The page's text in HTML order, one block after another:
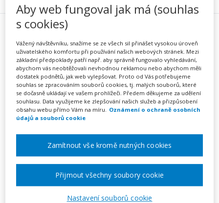
Jak nevyhořet
PořádáINFRA, s.r.o.
TERMÍN
na klíč
MÍSTO
Celá ČR
Aby web fungoval jak má (souhlas
s cookies)
Vážený návštěvníku, snažíme se ze všech sil přinášet vysokou úroveň
uživatelského komfortu při používání našich webových stránek. Mezi
základní předpoklady patří např. aby správně fungovalo vyhledávání,
abychom vás neobtěžovali nevhodnou reklamou nebo abychom měli
dostatek podnětů, jak web vylepšovat. Proto od Vás potřebujeme
souhlas se zpracováním souborů cookies, tj. malých souborů, které
se dočasně ukládají ve vašem prohlížeči. Předem děkujeme za udělení
souhlasu. Data využijeme ke zlepšování našich služeb a přizpůsobení
obsahu webu přímo Vám na míru.
Oznámení o ochraně osobních
údajů a souborů cookie
Nastavení souborů cookie
Zamítnout vše kromě nutných cookies
Přijmout všechny soubory cookie